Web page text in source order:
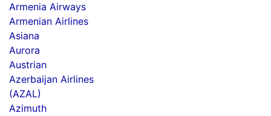
Armenia Airways
Armenian Airlines
Asiana
Aurora
Austrian
Azerbaijan Airlines
(AZAL)
Azimuth